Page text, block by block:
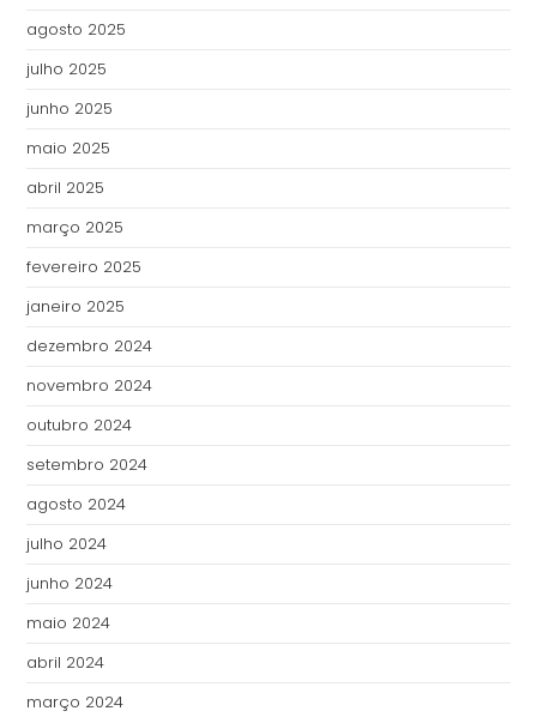
agosto 2025
julho 2025
junho 2025
maio 2025
abril 2025
março 2025
fevereiro 2025
janeiro 2025
dezembro 2024
novembro 2024
outubro 2024
setembro 2024
agosto 2024
julho 2024
junho 2024
maio 2024
abril 2024
março 2024